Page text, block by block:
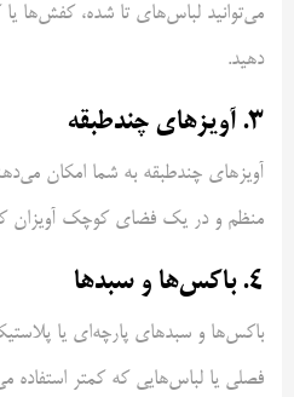
می‌توانید لباس‌های تا شده، کفش‌ها یا
دهید.
3. آویزهای چند‌طبقه
آویزهای چند‌طبقه به شما امکان
منظم و در یک فضای کوچک آویزان
4. باکس‌ها و سبدها
باکس‌ها و سبدهای پارچه‌ای یا
فصلی یا لباس‌هایی که کمتر استفاده